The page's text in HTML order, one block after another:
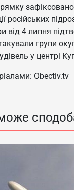
російських
від 4 липня
групи
у центрі
Obectiv.tv